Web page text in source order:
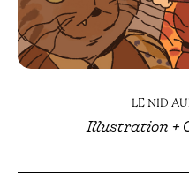
LE NID
Illustration +